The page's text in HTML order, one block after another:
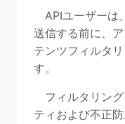
APIユーザーは
送信する前に、
テンツフィルタ
す。
フィルタリン
ティおよび不正